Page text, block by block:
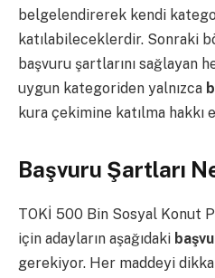
belgelendirerek kendi
katılabileceklerdir. Sonraki
başvuru şartlarını sağlayan
uygun kategoriden yalnızca
kura çekimine katılma hakkı
Başvuru Şartları
TOKİ 500 Bin Sosyal Konut
için adayların aşağıdaki
gerekiyor. Her maddeyi